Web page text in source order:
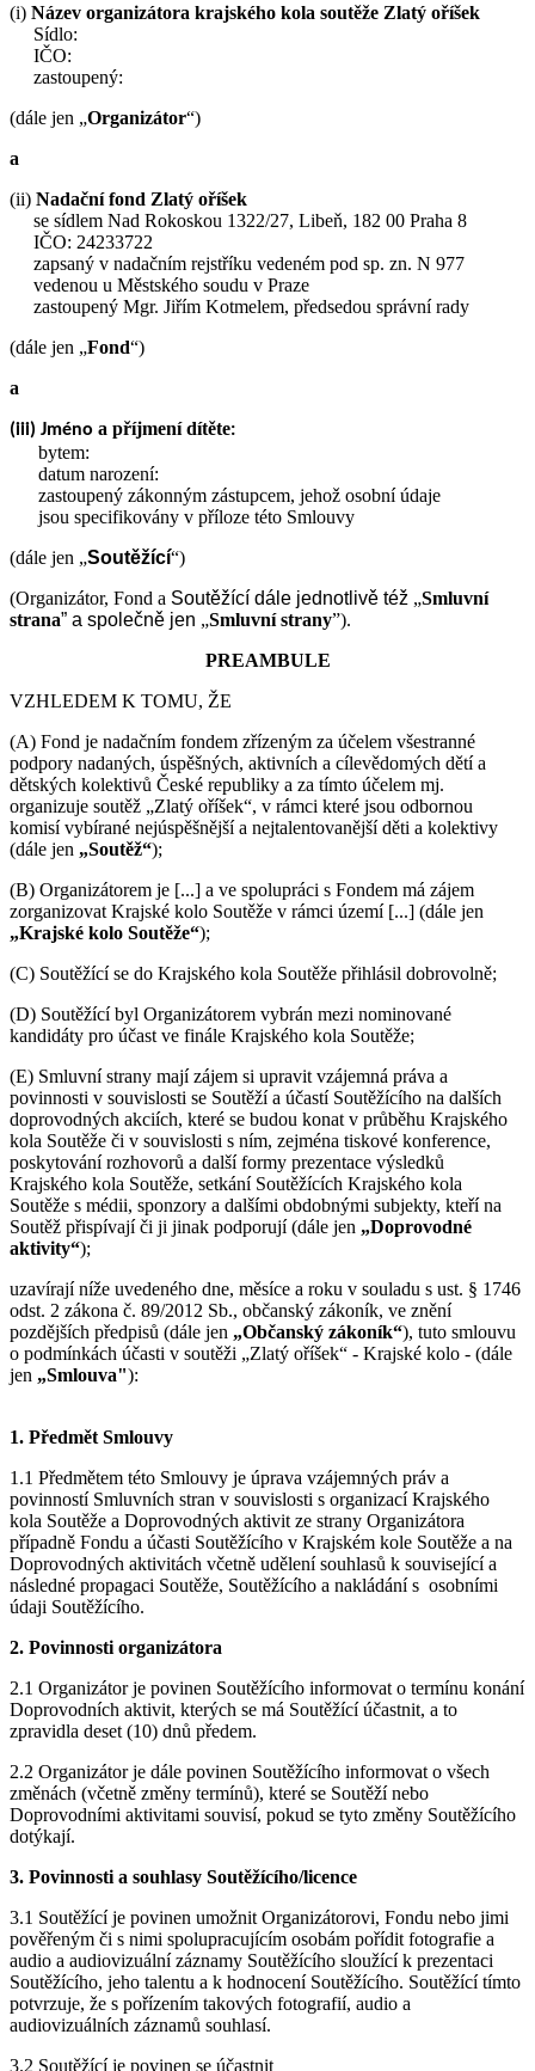
(i) Název organizátora krajského kola soutěže Zlatý oříšek
Sídlo:
IČO:
zastoupený:
(dále jen „Organizátor“)
a
(ii) Nadační fond Zlatý oříšek
se sídlem Nad Rokoskou 1322/27, Libeň, 182 00 Praha 8
IČO: 24233722
zapsaný v nadačním rejstříku vedeném pod sp. zn. N 977
vedenou u Městského soudu v Praze
zastoupený Mgr. Jiřím Kotmelem, předsedou správní rady
(dále jen „Fond“)
a
(iii) Jméno a příjmení dítěte:
bytem:
datum narození:
zastoupený zákonným zástupcem, jehož osobní údaje
jsou specifikovány v příloze této Smlouvy
(dále jen „Soutěžící“)
(Organizátor, Fond a Soutěžící dále jednotlivě též „Smluvní
strana” a společně jen „Smluvní strany”).
PREAMBULE
VZHLEDEM K TOMU, ŽE
(A) Fond je nadačním fondem zřízeným za účelem všestranné
podpory nadaných, úspěšných, aktivních a cílevědomých dětí a
dětských kolektivů České republiky a za tímto účelem mj.
organizuje soutěž „Zlatý oříšek“, v rámci které jsou odbornou
komisí vybírané nejúspěšnější a nejtalentovanější děti a kolektivy
(dále jen „Soutěž“);
(B) Organizátorem je [...] a ve spolupráci s Fondem má zájem
zorganizovat Krajské kolo Soutěže v rámci území [...] (dále jen
„Krajské kolo Soutěže“);
(C) Soutěžící se do Krajského kola Soutěže přihlásil dobrovolně;
(D) Soutěžící byl Organizátorem vybrán mezi nominované
kandidáty pro účast ve finále Krajského kola Soutěže;
(E) Smluvní strany mají zájem si upravit vzájemná práva a
povinnosti v souvislosti se Soutěží a účastí Soutěžícího na dalších
doprovodných akciích, které se budou konat v průběhu Krajského
kola Soutěže či v souvislosti s ním, zejména tiskové konference,
poskytování rozhovorů a další formy prezentace výsledků
Krajského kola Soutěže, setkání Soutěžících Krajského kola
Soutěže s médii, sponzory a dalšími obdobnými subjekty, kteří na
Soutěž přispívají či ji jinak podporují (dále jen „Doprovodné
aktivity“);
uzavírají níže uvedeného dne, měsíce a roku v souladu s ust. § 1746
odst. 2 zákona č. 89/2012 Sb., občanský zákoník, ve znění
pozdějších předpisů (dále jen „Občanský zákoník“), tuto smlouvu
o podmínkách účasti v soutěži „Zlatý oříšek“ - Krajské kolo - (dále
jen „Smlouva"):
1. Předmět Smlouvy
1.1 Předmětem této Smlouvy je úprava vzájemných práv a
povinností Smluvních stran v souvislosti s organizací Krajského
kola Soutěže a Doprovodných aktivit ze strany Organizátora
případně Fondu a účasti Soutěžícího v Krajském kole Soutěže a na
Doprovodných aktivitách včetně udělení souhlasů k související a
následné propagaci Soutěže, Soutěžícího a nakládání s osobními
údaji Soutěžícího.
2. Povinnosti organizátora
2.1 Organizátor je povinen Soutěžícího informovat o termínu konání
Doprovodních aktivit, kterých se má Soutěžící účastnit, a to
zpravidla deset (10) dnů předem.
2.2 Organizátor je dále povinen Soutěžícího informovat o všech
změnách (včetně změny termínů), které se Soutěží nebo
Doprovodními aktivitami souvisí, pokud se tyto změny Soutěžícího
dotýkají.
3. Povinnosti a souhlasy Soutěžícího/licence
3.1 Soutěžící je povinen umožnit Organizátorovi, Fondu nebo jimi
pověřeným či s nimi spolupracujícím osobám pořídit fotografie a
audio a audiovizuální záznamy Soutěžícího sloužící k prezentaci
Soutěžícího, jeho talentu a k hodnocení Soutěžícího. Soutěžící tímto
potvrzuje, že s pořízením takových fotografií, audio a
audiovizuálních záznamů souhlasí.
3.2 Soutěžící je povinen se účastnit